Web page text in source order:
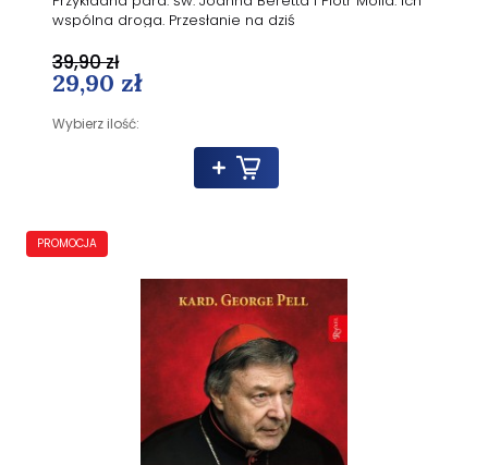
wspólna droga. Przesłanie na dziś
29,90 zł
Wybierz ilość:
39,90 zł
PROMOCJA